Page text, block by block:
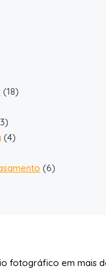
(18)
(4)
(6)
fotográfico em mais